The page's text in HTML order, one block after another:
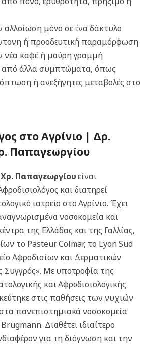
αλλοίωση μόνο σε ένα δάκτυλο
ή προοδευτική παραμόρφωση
νέα καφέ ή μαύρη γραμμή
από άλλα συμπτώματα, όπως
ή ανεξήγητες μεταβολές στο
στο Αγρίνιο | Δρ.
Παπαγεωργίου
Χρ. Παπαγεωργίου είναι
και διατηρεί
ιατρείο στο Αγρίνιο. Έχει
νοσοκομεία και
της Ελλάδας και της Γαλλίας,
το Pasteur Colmar, το Lyon Sud
Αφροδισίων και Δερματικών
Συγγρός». Με υποτροφία της
και Αφροδισιολογικής
στις παθήσεις των νυχιών
στα πανεπιστημιακά νοσοκομεία
Διαθέτει ιδιαίτερο
για τη διάγνωση και την